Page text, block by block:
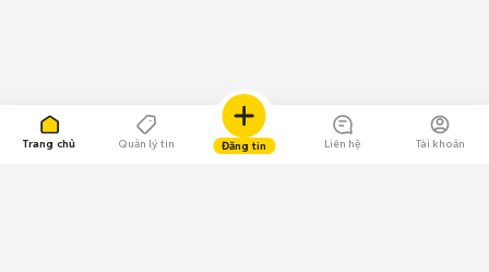
Trang chủ Quản lý tin Đăng tin Liên hệ Tài khoản